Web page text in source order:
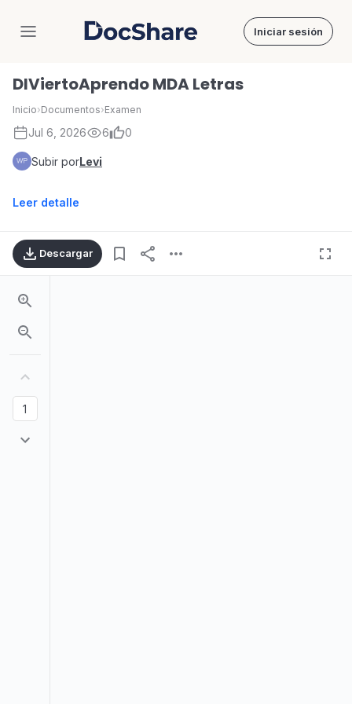
DocShare Iniciar sesión
DIViertoAprendo MDA Letras
Inicio›Documentos›Examen
Jul 6, 2026 6 0
Subir porLevi
Leer detalle
Descargar